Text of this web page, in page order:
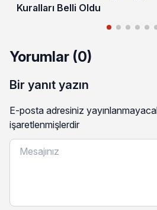
Kuralları Belli Oldu
Yorumlar (0)
Bir yanıt yazın
E-posta adresiniz
işaretlenmişlerdir